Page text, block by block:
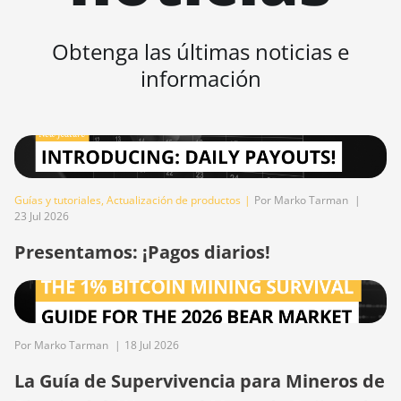
BITMAIN AntMiner
BITMAIN AntMiner
S21 Hyd. (335Th)
S21 Immersion
(301Th)
S21 Pro
S21 XP (270Th)
BITMAIN AntMiner
S21 XP Hyd (473Th)
BITMAIN AntMiner
(300Th)
Obtenga las últimas noticias e
información
Guías y tutoriales, Actualización de productos | Por Marko Tarman |
23 Jul 2026
Presentamos: ¡Pagos diarios!
Por Marko Tarman | 18 Jul 2026
La Guía de Supervivencia para Mineros de